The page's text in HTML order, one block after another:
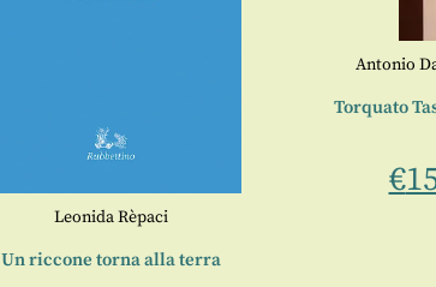
Leonida Rèpaci
Un riccone torna alla terra
Antonio
Torquato
€